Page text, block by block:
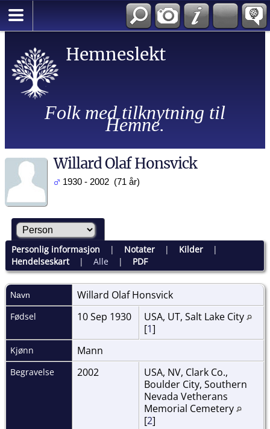
Hemneslekt
Folk med tilknytning til
Hemne.
Willard Olaf Honsvick
1930 - 2002 (71 år)
Personlig informasjon | Notater| Kilder|
Hendelseskart| Alle| PDF
Navn Willard Olaf Honsvick
Fødsel 10 Sep 1930
USA, UT, Salt Lake City
[1]
Kjønn Mann
Begravelse 2002
USA, NV, Clark Co.,
Boulder City, Southern
Nevada Vetherans
Memorial Cemetery
[2]